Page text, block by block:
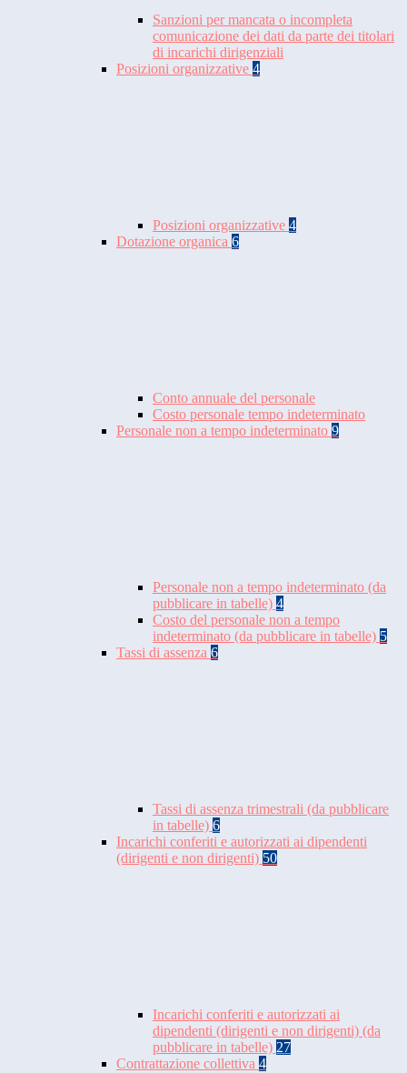
Sanzioni per mancata o incompleta
comunicazione dei dati da parte dei titolari
di incarichi dirigenziali
Posizioni organizzative 4
Posizioni organizzative 4
Dotazione organica 6
Conto annuale del personale
Costo personale tempo indeterminato
Personale non a tempo indeterminato 9
Personale non a tempo indeterminato (da
pubblicare in tabelle) 4
Costo del personale non a tempo
indeterminato (da pubblicare in tabelle) 5
Tassi di assenza 6
Tassi di assenza trimestrali (da pubblicare
in tabelle) 6
Incarichi conferiti e autorizzati ai dipendenti
(dirigenti e non dirigenti) 50
Incarichi conferiti e autorizzati ai
dipendenti (dirigenti e non dirigenti) (da
pubblicare in tabelle) 27
Contrattazione collettiva 4